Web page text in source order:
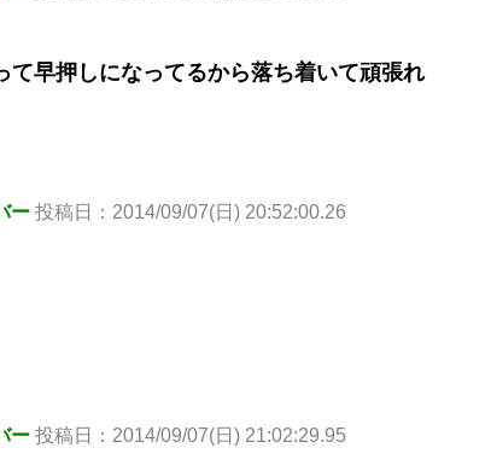
て早押しになってるから落ち着いて頑張れ
ー 投稿日：2014/09/07(日) 20:52:00.26
ー 投稿日：2014/09/07(日) 21:02:29.95